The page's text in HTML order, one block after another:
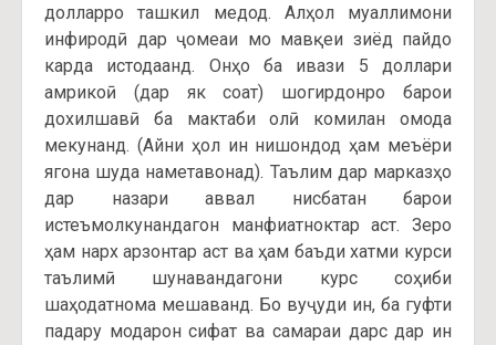
долларро ташкил медод. Алҳол муаллимони
инфиродӣ дар ҷомеаи мо мавқеи зиёд пайдо
карда истодаанд. Онҳо ба ивази 5 доллари
амрикоӣ (дар як соат) шогирдонро барои
дохилшавӣ ба мактаби олӣ комилан омода
мекунанд. (Айни ҳол ин нишондод ҳам меъёри
ягона шуда наметавонад). Таълим дар марказҳо
дар назари аввал нисбатан барои
истеъмолкунандагон манфиатноктар аст. Зеро
ҳам нарх арзонтар аст ва ҳам баъди хатми курси
таълимӣ шунавандагони курс соҳиби
шаҳодатнома мешаванд. Бо вуҷуди ин, ба гуфти
падару модарон сифат ва самараи дарс дар ин